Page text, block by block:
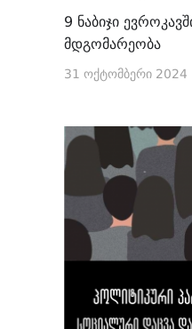
9 ნაბიჯი
მდგომარეობა
31 ოქტომბერი 2024